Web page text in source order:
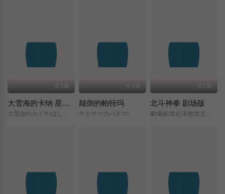
全1集
大雪海的卡纳 星之贤者
大雪海のカイナ/ほしのけんじゃ/
全1集
颠倒的帕特玛
サカサマのパテマ/
全1集
北斗神拳 剧场版
劇場版/世紀末救世主伝説/北斗の拳/